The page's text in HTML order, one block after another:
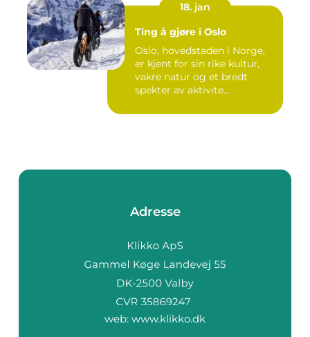
18. jan
Ting å gjøre i Oslo
Oslo, hovedstaden i Norge,
er kjent for sin rike kultur,
vakre natur og et bredt
spekter av aktivite...
Adresse
web: www.klikko.dk